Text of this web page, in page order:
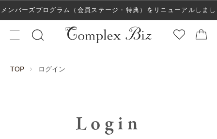
メンバーズプログラム（会員ステージ・特典）をリニューアルしまし
た！
TOP ログイン
Login